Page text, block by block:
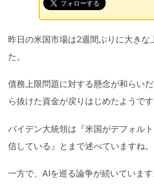
昨日の米国市場は2週間ぶりに大きな
た。
債務上限問題に対する懸念が和らい
ら抜けた資金が戻りはじめたようです
バイデン大統領は『米国がデフォル
信している』とまで述べていますね。
一方で、AIを巡る論争が続いていま